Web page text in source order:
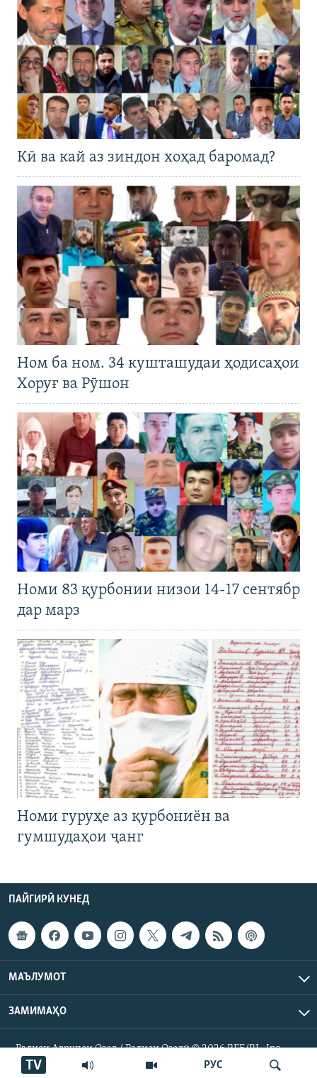
РУС
TV
Кӣ ва кай аз зиндон хоҳад баромад?
Ном ба ном. 34 кушташудаи ҳодисаҳои
Хоруғ ва Рӯшон
Номи 83 қурбонии низои 14-17 сентябр
дар марз
Номи гуруҳе аз қурбониён ва
гумшудаҳои ҷанг
ПАЙГИРӢ КУНЕД
МАЪЛУМОТ
ЗАМИМАҲО
Радиои Аврупои Озод / Радиои Озодӣ © 2026 RFE/RL. Inc.
Ҳамаи ҳуқуқ маҳфуз аст.